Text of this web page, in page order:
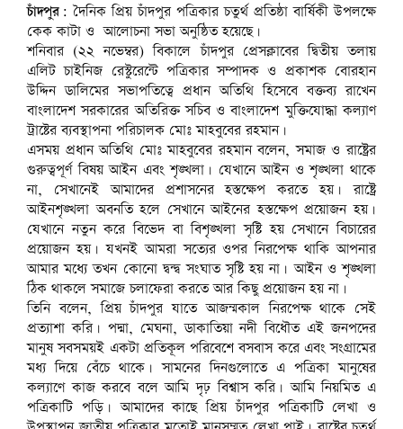
চাঁদপুর: দৈনিক প্রিয় চাঁদপুর পত্রিকার চতুর্থ প্রতিষ্ঠা বার্ষিকী উপলক্ষে
কেক কাটা ও আলোচনা সভা অনুষ্ঠিত হয়েছে।
শনিবার (২২ নভেম্বর) বিকালে চাঁদপুর প্রেসক্লাবের দ্বিতীয় তলায়
এলিট চাইনিজ রেস্টুরেন্টে পত্রিকার সম্পাদক ও প্রকাশক বোরহান
উদ্দিন ডালিমের সভাপতিত্বে প্রধান অতিথি হিসেবে বক্তব্য রাখেন
বাংলাদেশ সরকারের অতিরিক্ত সচিব ও বাংলাদেশ মুক্তিযোদ্ধা কল্যাণ
ট্রাষ্টের ব্যবস্থাপনা পরিচালক মোঃ মাহবুবের রহমান।
এসময় প্রধান অতিথি মোঃ মাহবুবের রহমান বলেন, সমাজ ও রাষ্ট্রের
গুরুত্বপূর্ণ বিষয় আইন এবং শৃঙ্খলা। যেখানে আইন ও শৃঙ্খলা থাকে
না, সেখানেই আমাদের প্রশাসনের হস্তক্ষেপ করতে হয়। রাষ্ট্রে
আইনশৃঙ্খলা অবনতি হলে সেখানে আইনের হস্তক্ষেপ প্রয়োজন হয়।
যেখানে নতুন করে বিভেদ বা বিশৃঙ্খলা সৃষ্টি হয় সেখানে বিচারের
প্রয়োজন হয়। যখনই আমরা সত্যের ওপর নিরপেক্ষ থাকি আপনার
আমার মধ্যে তখন কোনো দ্বন্দ্ব সংঘাত সৃষ্টি হয় না। আইন ও শৃঙ্খলা
ঠিক থাকলে সমাজে চলাফেরা করতে আর কিছু প্রয়োজন হয় না।
তিনি বলেন, প্রিয় চাঁদপুর যাতে আজন্মকাল নিরপেক্ষ থাকে সেই
প্রত্যাশা করি। পদ্মা, মেঘনা, ডাকাতিয়া নদী বিধৌত এই জনপদের
মানুষ সবসময়ই একটা প্রতিকূল পরিবেশে বসবাস করে এবং সংগ্রামের
মধ্য দিয়ে বেঁচে থাকে। সামনের দিনগুলোতে এ পত্রিকা মানুষের
কল্যাণে কাজ করবে বলে আমি দৃঢ় বিশ্বাস করি। আমি নিয়মিত এ
পত্রিকাটি পড়ি। আমাদের কাছে প্রিয় চাঁদপুর পত্রিকাটি লেখা ও